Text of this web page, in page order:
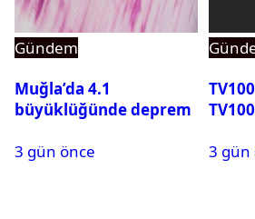
Gündem
Muğla’da 4.1
büyüklüğünde deprem
3 gün önce
3 gün